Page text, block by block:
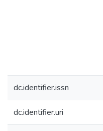
dc.identifier.issn
dc.identifier.uri